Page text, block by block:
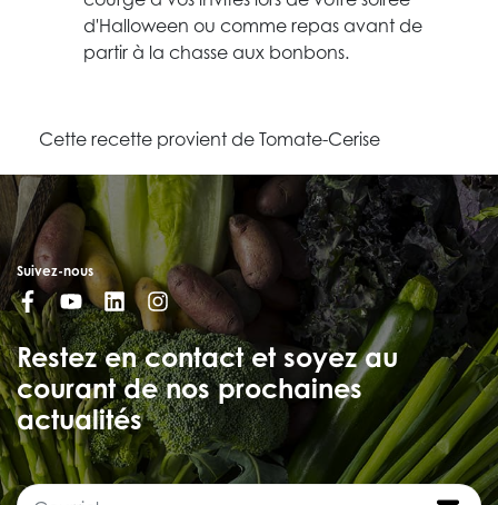
d'Halloween ou comme repas avant de
partir à la chasse aux bonbons.
Cette recette provient de Tomate-Cerise
Restez en contact et soyez au
courant de nos prochaines
actualités
Suivez-nous